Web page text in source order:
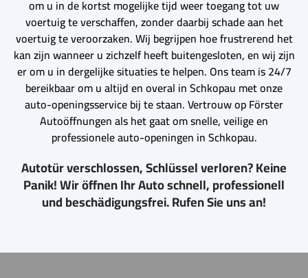
om u in de kortst mogelijke tijd weer toegang tot uw
voertuig te verschaffen, zonder daarbij schade aan het
voertuig te veroorzaken. Wij begrijpen hoe frustrerend het
kan zijn wanneer u zichzelf heeft buitengesloten, en wij zijn
er om u in dergelijke situaties te helpen. Ons team is 24/7
bereikbaar om u altijd en overal in Schkopau met onze
auto-openingsservice bij te staan. Vertrouw op Förster
Autoöffnungen als het gaat om snelle, veilige en
professionele auto-openingen in Schkopau.
Autotür verschlossen, Schlüssel verloren? Keine
Panik! Wir öffnen Ihr Auto schnell, professionell
und beschädigungsfrei. Rufen Sie uns an!